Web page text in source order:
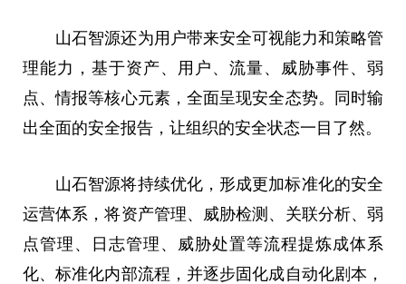
山石智源还为用户带来安全可视能力和策略管
理能力，基于资产、用户、流量、威胁事件、弱
点、情报等核心元素，全面呈现安全态势。同时输
出全面的安全报告，让组织的安全状态一目了然。
山石智源将持续优化，形成更加标准化的安全
运营体系，将资产管理、威胁检测、关联分析、弱
点管理、日志管理、威胁处置等流程提炼成体系
化、标准化内部流程，并逐步固化成自动化剧本，